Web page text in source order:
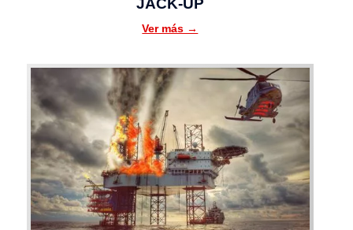
JACK-UP
Ver más →